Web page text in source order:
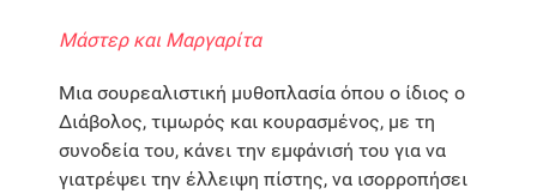
Μάστερ και Μαργαρίτα
Μια σουρεαλιστική μυθοπλασία όπου ο ίδιος ο
Διάβολος, τιμωρός και κουρασμένος, με τη
συνοδεία του, κάνει την εμφάνισή του για να
γιατρέψει την έλλειψη πίστης, να ισορροπήσει